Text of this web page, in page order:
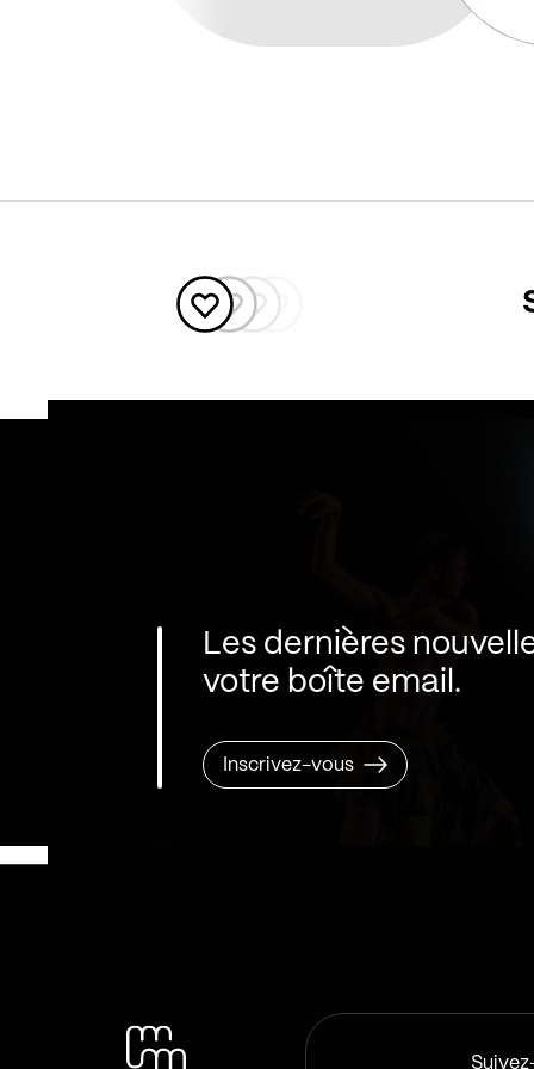
Les dernières
votre boîte email.
Inscrivez-vous